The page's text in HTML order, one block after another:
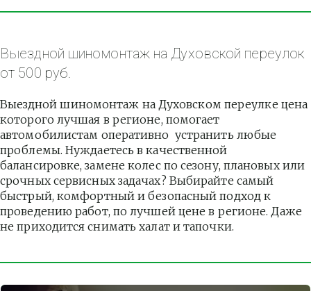
Выездной шиномонтаж на Духовской переулок
от 500 руб.
Выездной шиномонтаж на Духовском переулке цена
которого лучшая в регионе, помогает
автомобилистам оперативно  устранить любые
проблемы. Нуждаетесь в качественной
балансировке, замене колес по сезону, плановых или
срочных сервисных задачах? Выбирайте самый
быстрый, комфортный и безопасный подход к
проведению работ, по лучшей цене в регионе. Даже
не приходится снимать халат и тапочки.